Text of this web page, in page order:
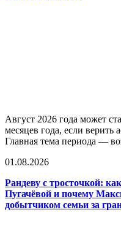
Август 2026 года может
месяцев года, если верить
Главная тема периода —
01.08.2026
Рандеву с тросточкой:
Пугачёвой и почему
добытчиком семьи за